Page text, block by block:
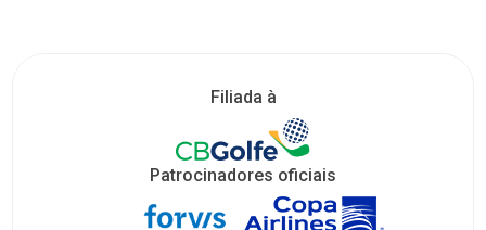
Filiada à
Patrocinadores oficiais